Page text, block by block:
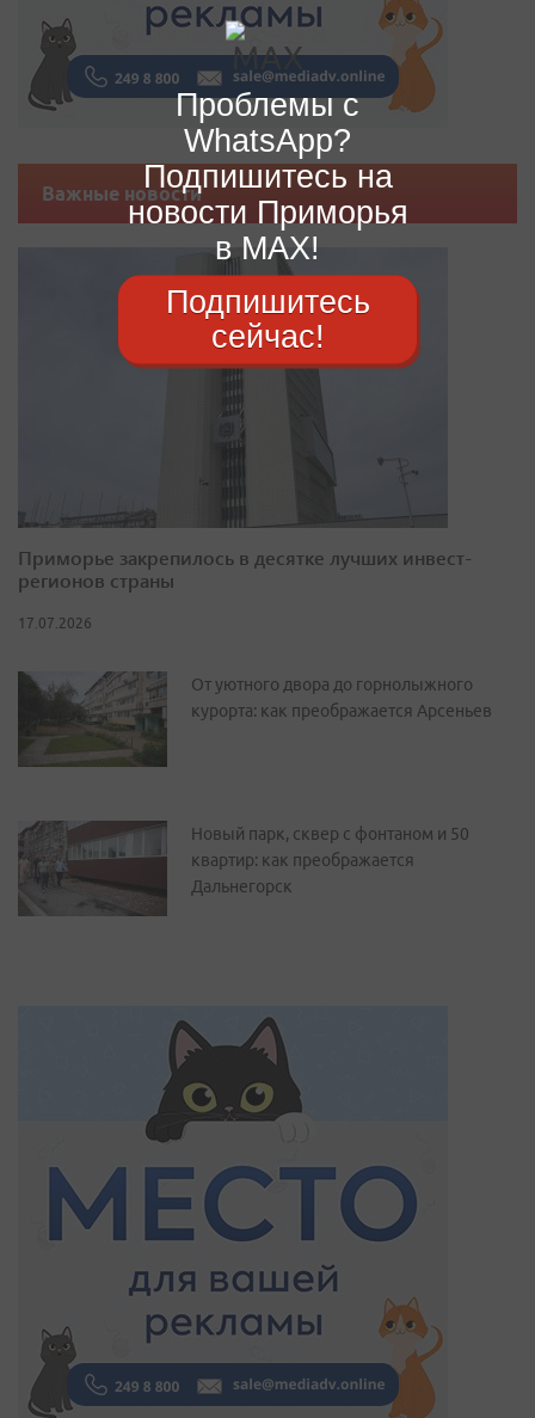
Важные новости
Приморье закрепилось в десятке лучших инвест-
регионов страны
17.07.2026
От уютного двора до горнолыжного
курорта: как преображается Арсеньев
Новый парк, сквер с фонтаном и 50
квартир: как преображается
Дальнегорск
Проблемы с
WhatsApp?
Подпишитесь на
новости Приморья
в MAX!
Подпишитесь
сейчас!